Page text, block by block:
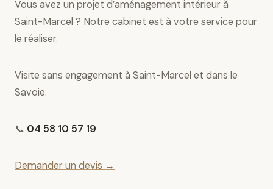
Vous avez un projet d’aménagement intérieur à
Saint-Marcel ? Notre cabinet est à votre service pour
le réaliser.
Visite sans engagement à Saint-Marcel et dans le
Savoie.
📞 04 58 10 57 19
Demander un devis →